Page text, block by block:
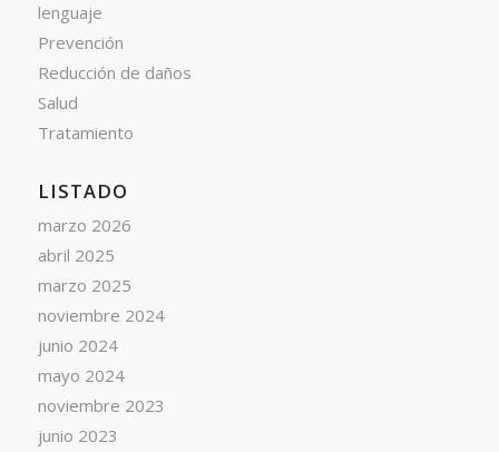
lenguaje
Prevención
Reducción de daños
Salud
Tratamiento
LISTADO
marzo 2026
abril 2025
marzo 2025
noviembre 2024
junio 2024
mayo 2024
noviembre 2023
junio 2023